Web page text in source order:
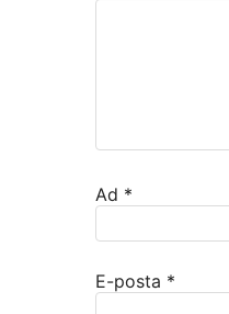
Ad *
E-posta *